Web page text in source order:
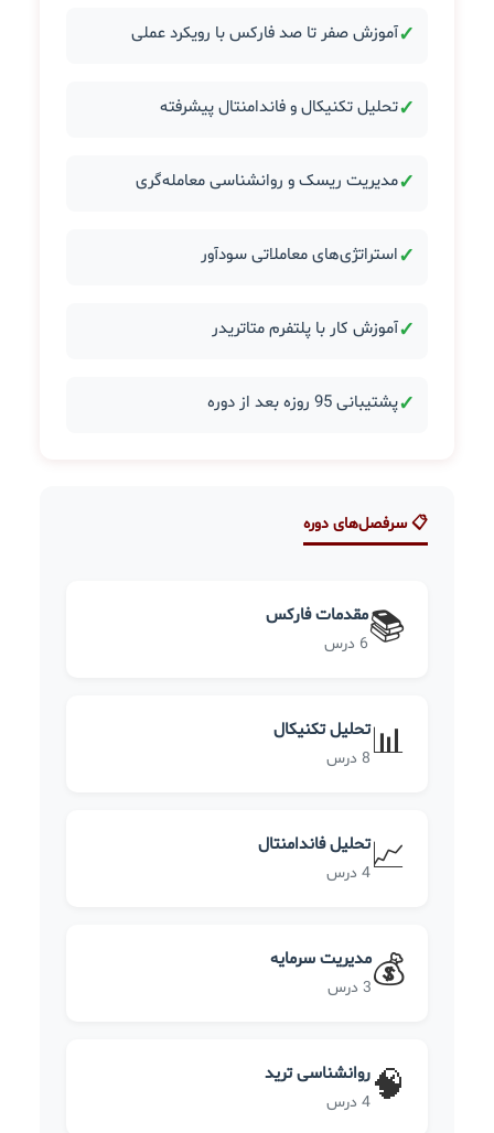
✓آموزش صفر تا صد فارکس با رویکرد عملی
✓تحلیل تکنیکال و فاندامنتال پیشرفته
✓مدیریت ریسک و روانشناسی معامله‌گری
✓استراتژی‌های معاملاتی سودآور
✓آموزش کار با پلتفرم متاتریدر
✓پشتیبانی 95 روزه بعد از دوره
📋 سرفصل‌های دوره
📚مقدمات فارکس
6 درس
📊تحلیل تکنیکال
8 درس
📈تحلیل فاندامنتال
4 درس
💰مدیریت سرمایه
3 درس
🧠روانشناسی ترید
4 درس